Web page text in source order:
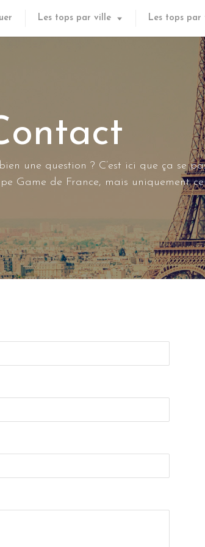
Les tops par ville Les tops par
une question ? C’est ici que ça se
Game de France, mais uniquement